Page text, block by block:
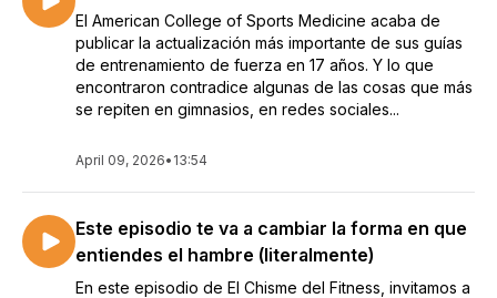
El American College of Sports Medicine acaba de
publicar la actualización más importante de sus guías
de entrenamiento de fuerza en 17 años. Y lo que
encontraron contradice algunas de las cosas que más
se repiten en gimnasios, en redes sociales...
April 09, 2026• 13:54
Este episodio te va a cambiar la forma en que
entiendes el hambre (literalmente)
En este episodio de El Chisme del Fitness, invitamos a